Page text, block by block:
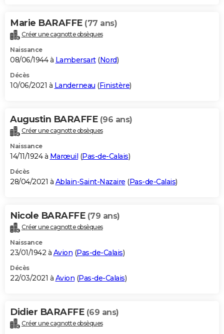
Marie BARAFFE (77 ans)
Créer une cagnotte obsèques
Naissance
08/06/1944 à Lambersart(Nord)
Décès
10/06/2021 à Landerneau (Finistère)
Augustin BARAFFE (96 ans)
Créer une cagnotte obsèques
Naissance
14/11/1924 à Marœuil (Pas-de-Calais)
Décès
28/04/2021 à Ablain-Saint-Nazaire (Pas-de-Calais)
Nicole BARAFFE (79 ans)
Créer une cagnotte obsèques
Naissance
23/01/1942 à Avion (Pas-de-Calais)
Décès
22/03/2021 à Avion (Pas-de-Calais)
Didier BARAFFE (69 ans)
Créer une cagnotte obsèques